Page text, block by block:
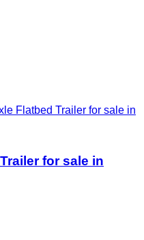
Flatbed Trailer for sale in
for sale in